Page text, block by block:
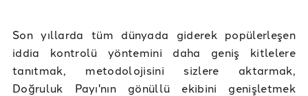
Son yıllarda tüm dünyada giderek popülerleşen
iddia kontrolü yöntemini daha geniş kitlelere
tanıtmak, metodolojisini sizlere aktarmak,
Doğruluk Payı'nın gönüllü ekibini genişletmek